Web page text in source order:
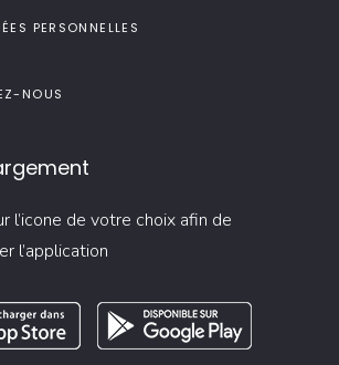
PERSONNELLES
NOUS
l’icone de votre choix afin de
l’application